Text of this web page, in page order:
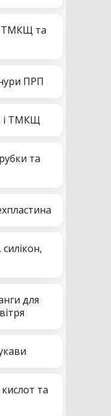
ТМКЩ та
ПРП
і ТМКЩ
та
для
кислот та